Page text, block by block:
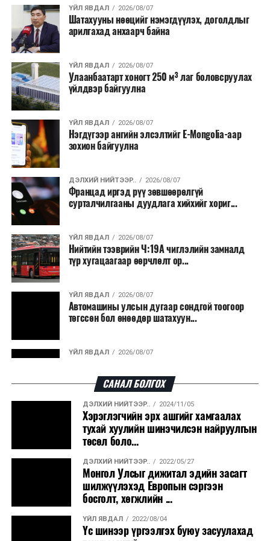
хэлбэрээр хэрэгжүүлэхээр тусгажээ.
Лаг хатаах, шатаах технологи нь бохир ус цэвэрлэх
байгууламжаас гардаг лагийг байгаль орчинд аюулгүй
аргаар боловсруулж, эзлэхүүнийг эрс бууруулах
зориулалттай. Лагийг өндөр температурт шатааснаар
эзлэхүүн нь 90 хүртэл хувиар буурч, бактери, вирус
болон бусад өвчин үүсгэгч бичил биетнийг устгах
боломжтой.
Түүнчлэн шаталтын явцад үүсэх дулааныг цахилгаан
болон дулааны эрчим хүч үйлдвэрлэхэд ашиглаж
болдог. Зарим технологийн хувьд шаталтын дараа
үлдэх үнснээс фосфор зэрэг ашигт эрдсийг сэргээн
авах боломжтой аж.
Япон, Герман, Швейцар, Нидерланд, Өмнөд Солонгос
зэрэг улс лаг хатаах, шатаах технологийг ашиглаж
байна. Тухайлбал, Германд лаг шатаах үйлдвэрээс
гарсан үнснээс фосфор сэргээн авах технологи
ашигладаг бол Нидерландад төвлөрсөн лаг
боловсруулах үйлдвэрүүдээр дулаан, цахилгаан
эрчим хүч үйлдвэрлэдэг.
Ийнхүү лаг хатаах, шатаах технологийг лагийн
эзлэхүүнийг бууруулахын зэрэгцээ эрчим хүч
үйлдвэрлэх, нөөцийг дахин ашиглах чиглэлээр олон
улсад өргөн ашиглаж байна.
ҮЙЛ ЯВДАЛ 2026/08/07
Шатахууны нөөцийг нэмэгдүүлэх, доголдлыг
арилгахад анхаарч байна
ҮЙЛ ЯВДАЛ 2026/08/07
Улаанбаатарт хоногт 250 м³ лаг боловсруулах
үйлдвэр байгуулна
ҮЙЛ ЯВДАЛ 2026/08/07
Нэгдүгээр ангийн элсэлтийг E-Mongolia-аар
зохион байгуулна
ДЭЛХИЙ НИЙТЭЭР.. 2026/08/07
Францад иргэд рүү зөвшөөрөлгүй
сурталчилгааны дуудлага хийхийг хориг...
ҮЙЛ ЯВДАЛ 2026/08/07
Нийтийн тээврийн Ч:19А чиглэлийн замналд
түр хугацаагаар өөрчлөлт ор...
ҮЙЛ ЯВДАЛ 2026/08/07
Автомашины улсын дугаар сондгой тоогоор
төгссөн бол өнөөдөр шатахуун...
ҮЙЛ ЯВДАЛ 2026/08/07
ДЭЛХИЙ НИЙТЭЭР.. 2026/08/06
“Уралдронзавод” компанийн ерөнхий
захирлын автомашиныг дэлбэлжээ...
ҮЙЛ ЯВДАЛ 2026/08/06
Сүхбаатар боомтоор тав хоногт 10 мянга гаруй
тонн АИ-92 автобензин и...
ДЭЛХИЙ НИЙТЭЭР.. 2026/08/06
Вашингтон мужийн ой хээрийн түймрийг
САНАЛ БОЛГОХ
ДЭЛХИЙ НИЙТЭЭР.. 2024/11/05
Хэрэглэгчийн эрх ашгийг хамгаалах
тухай хуулийн шинэчилсэн найруулгын
төсөл боло...
ДЭЛХИЙ НИЙТЭЭР.. 2022/05/27
Монгол Улсыг дижитал эдийн засагт
шилжүүлэхэд Европын сэргээн
босголт, хөгжлийн ...
ҮЙЛ ЯВДАЛ 2022/08/04
Үс шинээр үргээлгэх буюу засуулахад